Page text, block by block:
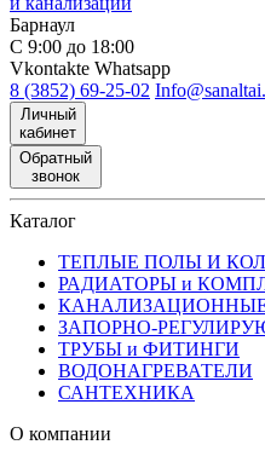
Барнаул
С 9:00 до 18:00
Vkontakte Whatsapp
8 (3852) 69-25-02
Личный
кабинет
Обратный
звонок
Каталог
ТЕПЛЫЕ ПОЛЫ И
РАДИАТОРЫ и
ЗАПОРНО-
ТРУБЫ и ФИТИНГИ
ВОДОНАГРЕВАТЕЛИ
САНТЕХНИКА
О компании